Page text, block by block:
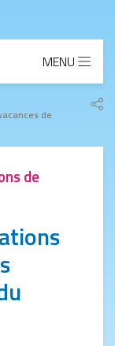
MENU
de
lien
de